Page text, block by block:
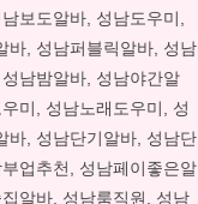
보도알바, 성남도우미,
바, 성남퍼블릭알바, 성남
남밤알바, 성남야간알
미, 성남노래도우미, 성
바, 성남단기알바, 성남단
업추천, 성남페이좋은알
알바, 성남룸직원, 성남